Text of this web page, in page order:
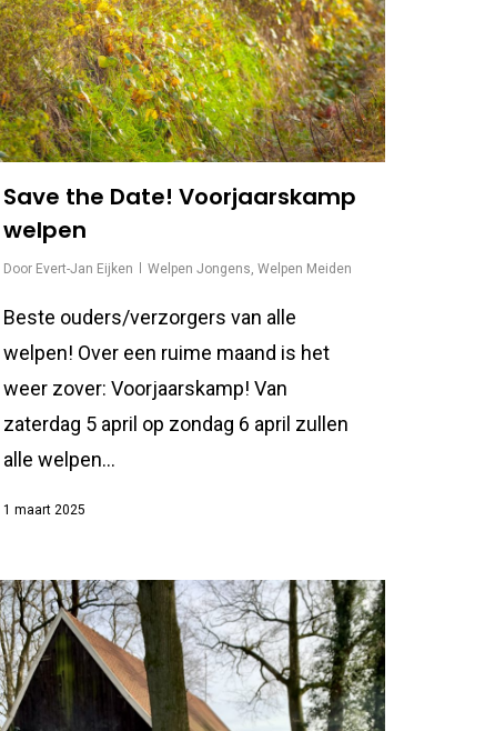
Save the Date! Voorjaarskamp
welpen
Door Evert-Jan Eijken Welpen Jongens, Welpen Meiden
Beste ouders/verzorgers van alle
welpen! Over een ruime maand is het
weer zover: Voorjaarskamp! Van
zaterdag 5 april op zondag 6 april zullen
alle welpen…
1 maart 2025